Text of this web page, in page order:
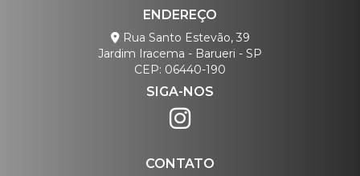
ENDEREÇO
Rua Santo Estevão, 39
Jardim Iracema - Barueri - SP
CEP: 06440-190
SIGA-NOS
CONTATO